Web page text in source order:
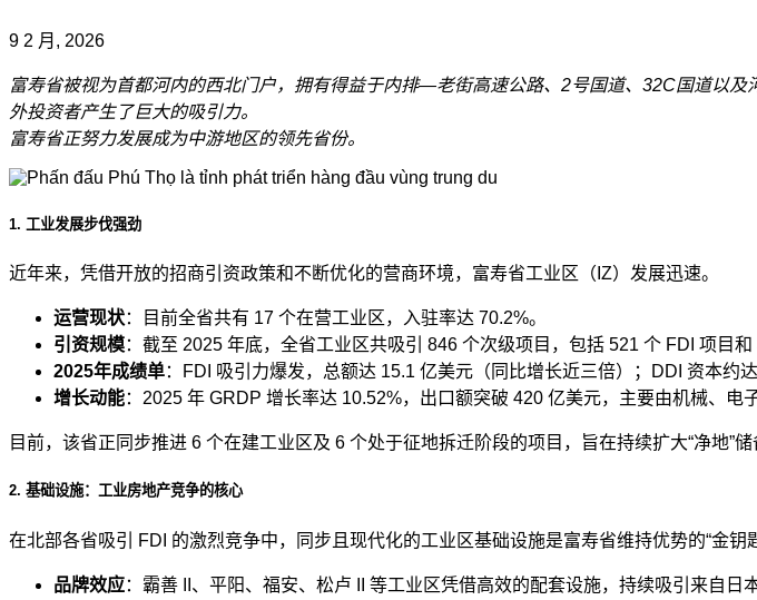
9 2 月, 2026
富寿省被视为首都河内的西北门户，拥有得益于内排—老街高速公路、2号国道、32C国道以
外投资者产生了巨大的吸引力。
富寿省正努力发展成为中游地区的领先省份。
1. 工业发展步伐强劲
近年来，凭借开放的招商引资政策和不断优化的营商环境，富寿省工业区（IZ）发展迅速。
运营现状：目前全省共有 17 个在营工业区，入驻率达 70.2%。
引资规模：截至 2025 年底，全省工业区共吸引 846 个次级项目，包括 521 个 FDI 项目和
2025年成绩单：FDI 吸引力爆发，总额达 15.1 亿美元（同比增长近三倍）；DDI 资本约
增长动能：2025 年 GRDP 增长率达 10.52%，出口额突破 420 亿美元，主要由机械、电
目前，该省正同步推进 6 个在建工业区及 6 个处于征地拆迁阶段的项目，旨在持续扩大“净地”
2. 基础设施：工业房地产竞争的核心
在北部各省吸引 FDI 的激烈竞争中，同步且现代化的工业区基础设施是富寿省维持优势的“金钥匙
品牌效应：霸善 II、平阳、福安、松卢 II 等工业区凭借高效的配套设施，持续吸引来自日